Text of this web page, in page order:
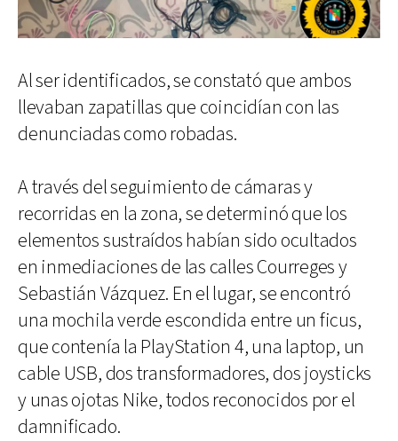
Al ser identificados, se constató que ambos
llevaban zapatillas que coincidían con las
denunciadas como robadas.
A través del seguimiento de cámaras y
recorridas en la zona, se determinó que los
elementos sustraídos habían sido ocultados
en inmediaciones de las calles Courreges y
Sebastián Vázquez. En el lugar, se encontró
una mochila verde escondida entre un ficus,
que contenía la PlayStation 4, una laptop, un
cable USB, dos transformadores, dos joysticks
y unas ojotas Nike, todos reconocidos por el
damnificado.